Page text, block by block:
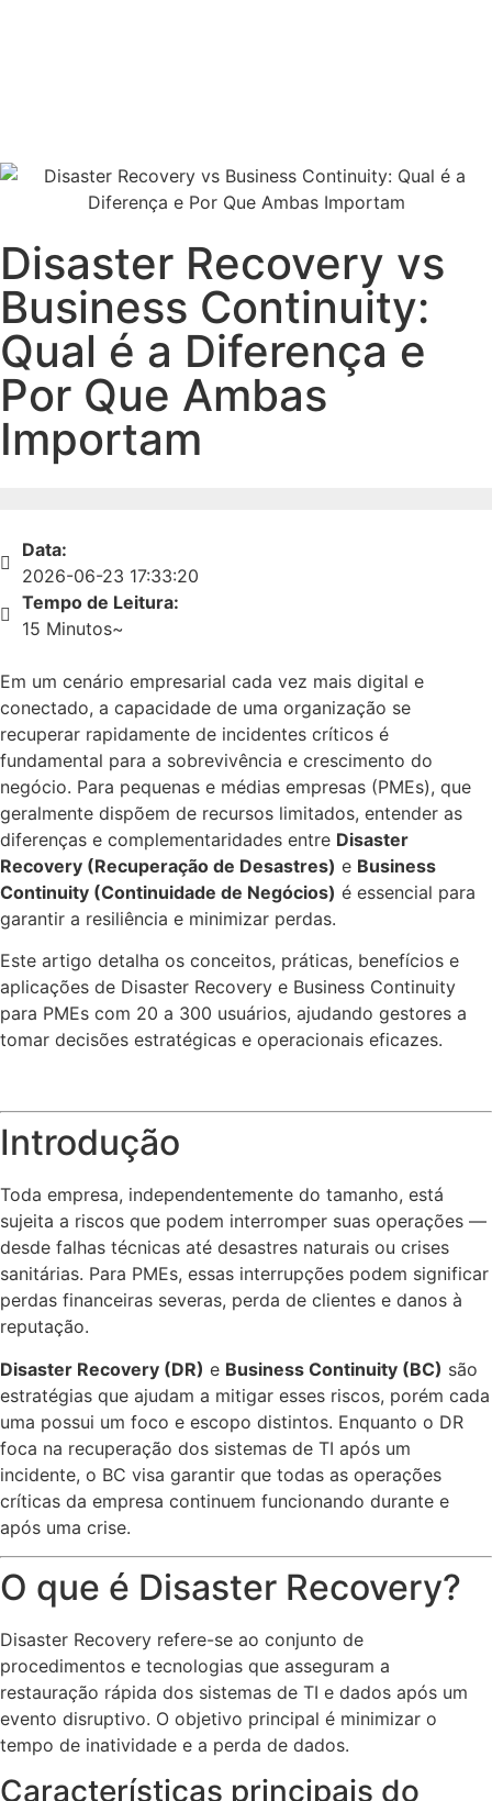
Disaster Recovery vs
Business Continuity:
Qual é a Diferença e
Por Que Ambas
Importam
Data:
2026-06-23 17:33:20
Tempo de Leitura:
15 Minutos~
Em um cenário empresarial cada vez mais digital e
conectado, a capacidade de uma organização se
recuperar rapidamente de incidentes críticos é
fundamental para a sobrevivência e crescimento do
negócio. Para pequenas e médias empresas (PMEs), que
geralmente dispõem de recursos limitados, entender as
diferenças e complementaridades entre Disaster
Recovery (Recuperação de Desastres) e Business
Continuity (Continuidade de Negócios) é essencial para
garantir a resiliência e minimizar perdas.
Este artigo detalha os conceitos, práticas, benefícios e
aplicações de Disaster Recovery e Business Continuity
para PMEs com 20 a 300 usuários, ajudando gestores a
tomar decisões estratégicas e operacionais eficazes.
Introdução
Toda empresa, independentemente do tamanho, está
sujeita a riscos que podem interromper suas operações —
desde falhas técnicas até desastres naturais ou crises
sanitárias. Para PMEs, essas interrupções podem significar
perdas financeiras severas, perda de clientes e danos à
reputação.
Disaster Recovery (DR) e Business Continuity (BC) são
estratégias que ajudam a mitigar esses riscos, porém cada
uma possui um foco e escopo distintos. Enquanto o DR
foca na recuperação dos sistemas de TI após um
incidente, o BC visa garantir que todas as operações
críticas da empresa continuem funcionando durante e
após uma crise.
O que é Disaster Recovery?
Disaster Recovery refere-se ao conjunto de
procedimentos e tecnologias que asseguram a
restauração rápida dos sistemas de TI e dados após um
evento disruptivo. O objetivo principal é minimizar o
tempo de inatividade e a perda de dados.
Características principais do